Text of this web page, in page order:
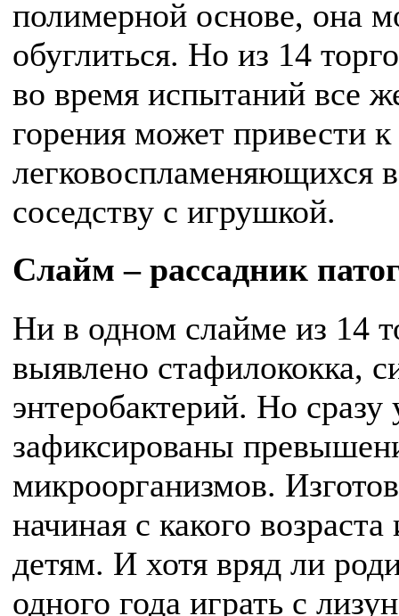
полимерной основе, она
обуглиться. Но из 14
во время испытаний все
горения может привести
легковоспламеняющихся
соседству с игрушкой.
Слайм – рассадник
Ни в одном слайме из 14
выявлено стафилококка,
энтеробактерий. Но
зафиксированы
микроорганизмов.
начиная с какого
детям. И хотя вряд ли
одного года играть с